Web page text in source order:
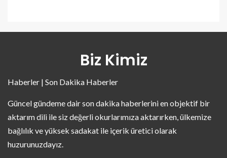
Biz Kimiz
Haberler | Son Dakika Haberler
Güncel gündeme dair son dakika haberlerini en objektif bir
aktarım dili ile siz değerli okurlarımıza aktarırken, ülkemize
bağlılık ve yüksek sadakat ile içerik üretici olarak
huzurunuzdayız.